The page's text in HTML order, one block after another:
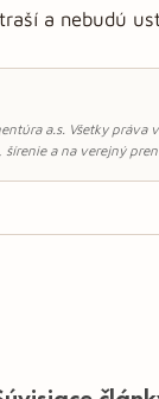
a nebudú
a.s. Všetky práva
a na verejný